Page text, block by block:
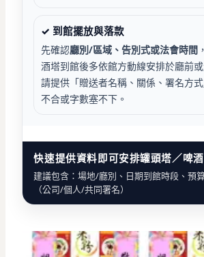
✓ 到館擺放與落款
先確認廳別/區域、告別式或法會時間
酒塔到館後多依館方動線安排於廳前
請提供「贈送者名稱、關係、署名方
不合或字數塞不下。
快速提供資料即可安排罐頭塔／啤
建議包含：場地/廳別、日期到館時段、預
（公司/個人/共同署名）